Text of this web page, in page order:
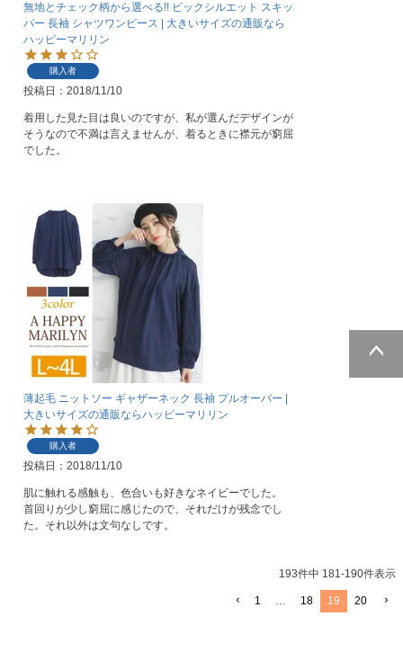
無地とチェック柄から選べる!! ビックシルエット スキッ
パー 長袖 シャツワンピース | 大きいサイズの通販なら
ハッピーマリリン
購入者
投稿日 2018/11/10
着用した見た目は良いのですが、私が選んだデザインが
そうなので不満は言えませんが、着るときに襟元が窮屈
でした。
薄起毛 ニットソー ギャザーネック 長袖 プルオーバー |
大きいサイズの通販ならハッピーマリリン
購入者
投稿日 2018/11/10
肌に触れる感触も、色合いも好きなネイビーでした。
首回りが少し窮屈に感じたので、それだけが残念でし
た。それ以外は文句なしです。
193件中 181-190件表示
1 … 18 19 20